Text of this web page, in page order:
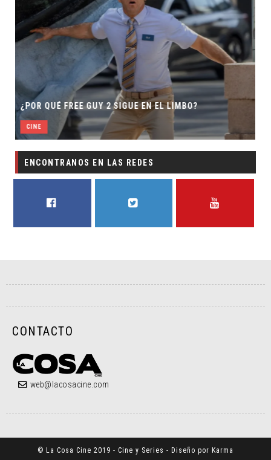
EL LIMBO?
SECUELA DE JURASSIC WORLD
DIRECTOR
CINE
ENCONTRANOS EN LAS REDES
CONTACTO
web@lacosacine.com
© La Cosa Cine 2019 - Cine y Series - Diseño por Karma